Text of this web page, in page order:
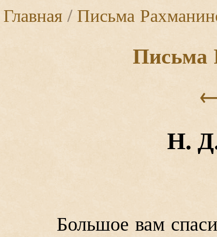
Главная/Письма
Письма
Н.
Большое вам